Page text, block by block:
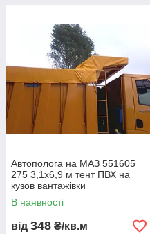
2
Розмір
під
автомобі
ль
замовни
3
Стійкість
до
темпера
Автополога на МАЗ 551605
275 3,1х6,9 м тент ПВХ на
кузов вантажівки
водонепроникний захисний
автотент для перевезення
В наявності
від 348 ₴/кв.м